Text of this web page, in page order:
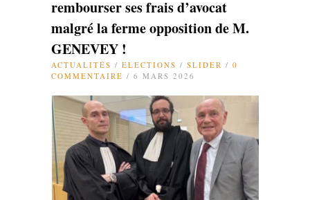
rembourser ses frais d’avocat
malgré la ferme opposition de M.
GENEVEY !
ACTUALITÉS / ELECTIONS / SLIDER / 0
COMMENTAIRE / 6 MARS 2026